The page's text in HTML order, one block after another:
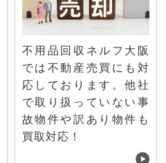
不用品回収ネルフ大阪
では不動産売買にも対
応しております。他社
で取り扱っていない事
故物件や訳あり物件も
買取対応！